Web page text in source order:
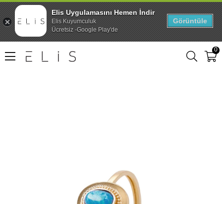
0
Elis Uygulamasını Hemen İndir
Elis Kuyumculuk
Ücretsiz -Google Play'de
Görüntüle